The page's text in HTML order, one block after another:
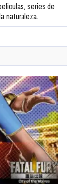
series de
naturaleza.